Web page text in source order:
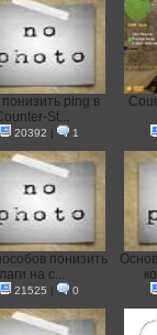
понизить ping в
St...
20392 | 1
понизить
лаги на с...
21525 | 0